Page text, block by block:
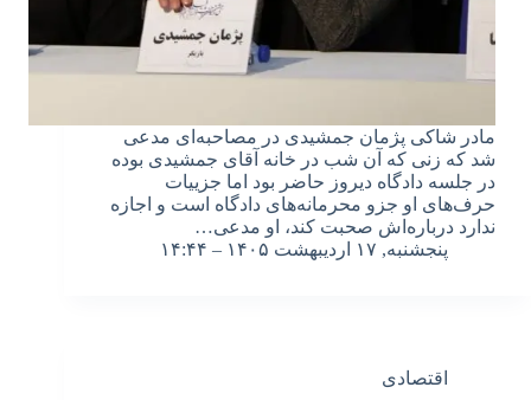
مادر شاکی پژمان جمشیدی در مصاحبه‌ای مدعی
شد که زنی که آن شب در خانه آقای جمشیدی بوده
در جلسه دادگاه دیروز حاضر بود اما جزییات
حرف‌های او جزو محرمانه‌های دادگاه است و اجازه
ندارد درباره‌اش صحبت کند، او مدعی…
پنجشنبه, ۱۷ اردیبهشت ۱۴۰۵ – ۱۴:۴۴
اقتصادی